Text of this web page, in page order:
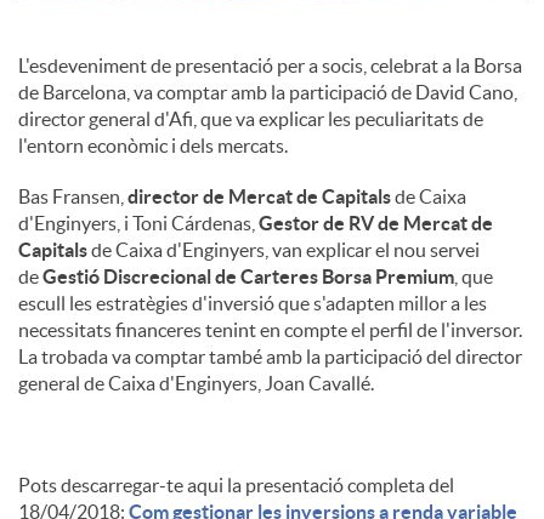
c
o
n
t
i
L'esdeveniment de presentació per a socis, celebrat a la Borsa
de Barcelona, va comptar amb la participació de David Cano,
director general d'Afi, que va explicar les peculiaritats de
l'entorn econòmic i dels mercats.
Bas Fransen, director de Mercat de Capitalsde Caixa
d'Enginyers, i Toni Cárdenas, Gestor de RV de Mercat de
Capitalsde Caixa d'Enginyers, van explicar el nou servei
deGestió Discrecional de Carteres Borsa Premium , que
escull les estratègies d'inversió que s'adapten millor a les
necessitats financeres tenint en compte el perfil de l'inversor.
La trobada va comptar també amb la participació del director
general de Caixa d'Enginyers, Joan Cavallé.
Pots descarregar-te aqui la presentació completa del
18/04/2018: Com gestionar les inversions a renda variable